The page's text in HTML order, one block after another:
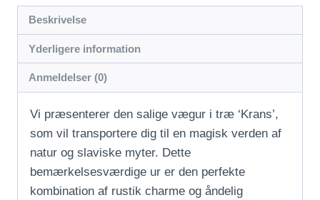
Beskrivelse
Yderligere information
Anmeldelser (0)
Vi præsenterer den salige vægur i træ ‘Krans’,
som vil transportere dig til en magisk verden af
natur og slaviske myter. Dette
bemærkelsesværdige ur er den perfekte
kombination af rustik charme og åndelig